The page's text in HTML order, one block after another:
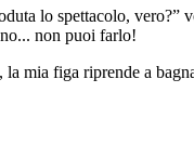
lo spettacolo,
non puoi farlo!
la mia figa riprende a